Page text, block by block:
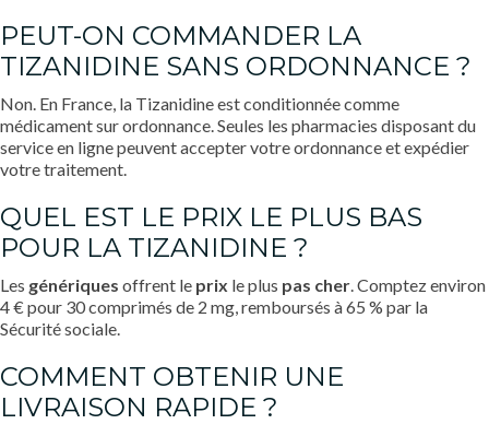
PEUT-ON COMMANDER LA
TIZANIDINE SANS ORDONNANCE ?
Non. En France, la Tizanidine est conditionnée comme
médicament sur ordonnance. Seules les pharmacies disposant du
service en ligne peuvent accepter votre ordonnance et expédier
votre traitement.
QUEL EST LE PRIX LE PLUS BAS
POUR LA TIZANIDINE ?
Les génériques offrent le prix le plus pas cher. Comptez environ
4 € pour 30 comprimés de 2 mg, remboursés à 65 % par la
Sécurité sociale.
COMMENT OBTENIR UNE
LIVRAISON RAPIDE ?